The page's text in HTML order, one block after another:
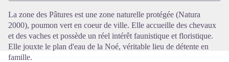
La zone des Pâtures est une zone naturelle protégée (Natura
2000), poumon vert en coeur de ville. Elle accueille des chevaux
et des vaches et possède un réel intérêt faunistique et floristique.
Elle jouxte le plan d'eau de la Noé, véritable lieu de détente en
famille.